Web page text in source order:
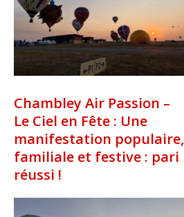
Chambley Air Passion –
Le Ciel en Fête : Une
manifestation populaire,
familiale et festive : pari
réussi !